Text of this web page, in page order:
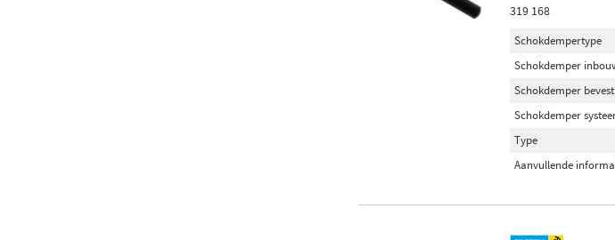
319 168
Schokdempertype
Schokdemper
Schokdemper
Schokdemper
Type
Aanvullende